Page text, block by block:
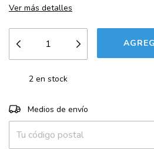
Ver más detalles
2 en stock
Entregas para el CP:
Medios de envío